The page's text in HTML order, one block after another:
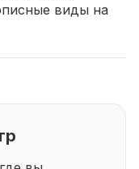
виды на
из ОСБ с
установлен